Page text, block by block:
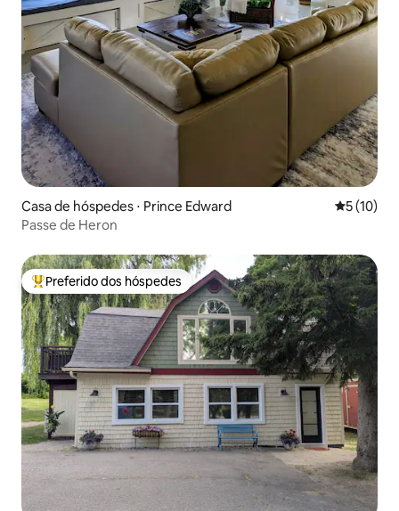
Casa de hóspedes ⋅ Prince Edward 5 de uma
5 (10)
Passe de Heron
Entre os melhores preferidos dos hóspedes
Preferido dos hóspedes